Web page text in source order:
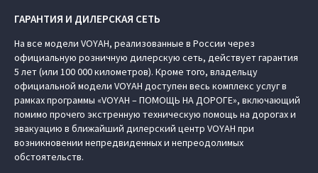
ГАРАНТИЯ И ДИЛЕРСКАЯ СЕТЬ
На все модели VOYAH, реализованные в России через
официальную розничную дилерскую сеть, действует гарантия
5 лет (или 100 000 километров). Кроме того, владельцу
официальной модели VOYAH доступен весь комплекс услуг в
рамках программы «VOYAH – ПОМОЩЬ НА ДОРОГЕ», включающий
помимо прочего экстренную техническую помощь на дорогах и
эвакуацию в ближайший дилерский центр VOYAH при
возникновении непредвиденных и непреодолимых
обстоятельств.